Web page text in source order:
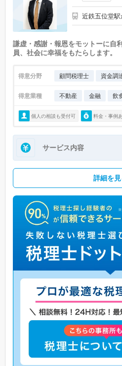
近鉄五位堂
謙虚・感謝・報恩をモットーに自
員、社会に幸福をもたらします。
得意分野 顧問税理士 資金調
得意業種 不動産 金融 飲
個人の相談も受付可 料金・事例
サービス内容
詳細を見